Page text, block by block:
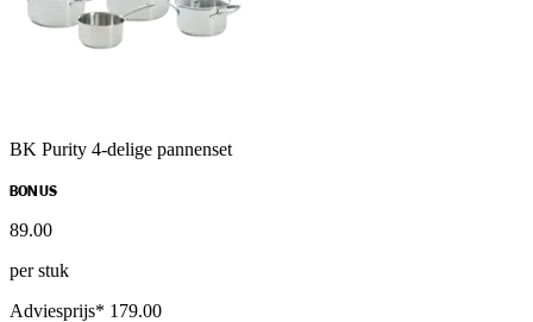
BK Purity 4-delige pannenset
BONUS
89.00
per stuk
Adviesprijs* 179.00